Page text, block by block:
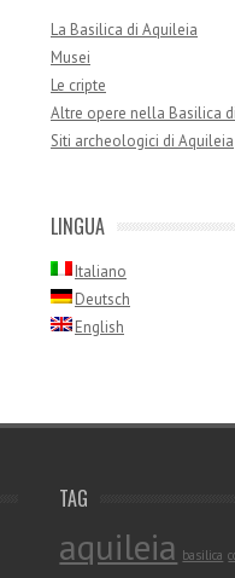
La Basilica di Aquileia
Musei
Le cripte
Altre opere nella Basilica
Siti archeologici di Aquileia
LINGUA
Italiano
Deutsch
English
TAG
aquileia basilica